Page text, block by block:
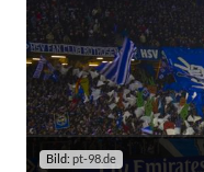
Bild: pt-98.de